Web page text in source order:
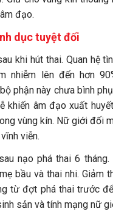
đạo.
dục tuyệt đối
khi hút thai. Quan hệ
nhiễm lên đến hơn
phận này chưa bình
khiến âm đạo xuất
vùng kín. Nữ giới đối
viễn.
nạo phá thai 6
bầu và thai nhi. Giảm
từ đợt phá thai trước
sản và tính mạng nữ